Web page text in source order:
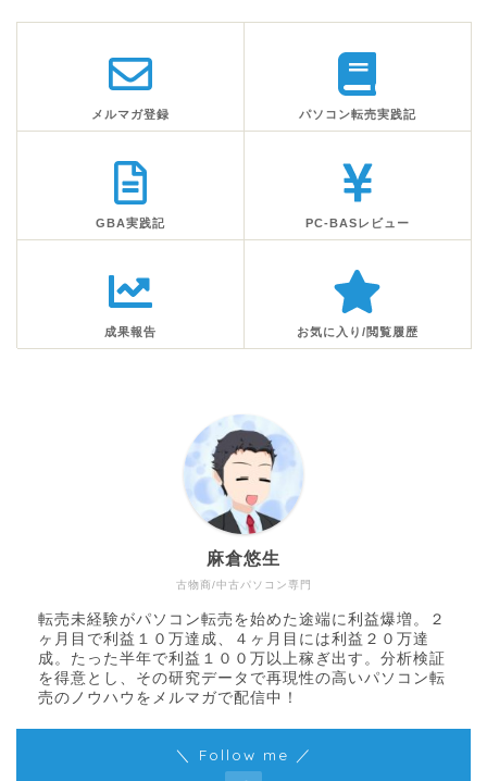
メルマガ登録 パソコン転売実践記
GBA実践記 PC-BASレビュー
成果報告 お気に入り/閲覧履歴
古物商/中古パソコン専門
麻倉悠生
転売未経験がパソコン転売を始めた途端に利益爆増。２
ヶ月目で利益１０万達成、４ヶ月目には利益２０万達
成。たった半年で利益１００万以上稼ぎ出す。分析検証
を得意とし、その研究データで再現性の高いパソコン転
売のノウハウをメルマガで配信中！
＼ Follow me ／